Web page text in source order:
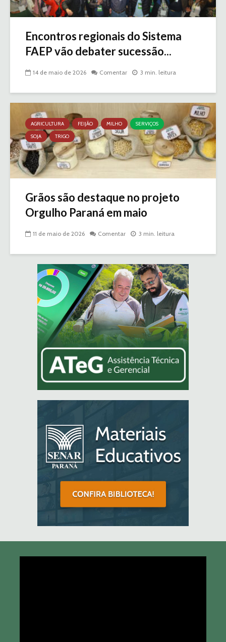
Encontros regionais do Sistema
FAEP vão debater sucessão...
14 de maio de 2026 Comentar 3 min. leitura
AGRICULTURA FEIJÃO MILHO
SERVIÇOS
SOJA
TRIGO
Grãos são destaque no projeto
Orgulho Paraná em maio
11 de maio de 2026 Comentar 3 min. leitura